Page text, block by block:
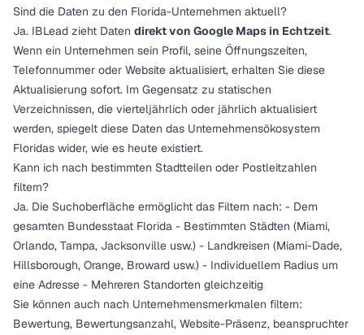
Sind die Daten zu den Florida-Unternehmen aktuell?
Ja. IBLead zieht Daten direkt von Google Maps in Echtzeit.
Wenn ein Unternehmen sein Profil, seine Öffnungszeiten,
Telefonnummer oder Website aktualisiert, erhalten Sie diese
Aktualisierung sofort. Im Gegensatz zu statischen
Verzeichnissen, die vierteljährlich oder jährlich aktualisiert
werden, spiegelt diese Daten das Unternehmensökosystem
Floridas wider, wie es heute existiert.
Kann ich nach bestimmten Stadtteilen oder Postleitzahlen
filtern?
Ja. Die Suchoberfläche ermöglicht das Filtern nach: - Dem
gesamten Bundesstaat Florida - Bestimmten Städten (Miami,
Orlando, Tampa, Jacksonville usw.) - Landkreisen (Miami-Dade,
Hillsborough, Orange, Broward usw.) - Individuellem Radius um
eine Adresse - Mehreren Standorten gleichzeitig
Sie können auch nach Unternehmensmerkmalen filtern:
Bewertung, Bewertungsanzahl, Website-Präsenz, beanspruchter